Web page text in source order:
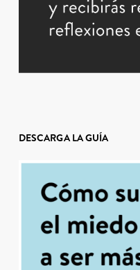
DESCARGA LA GUÍA